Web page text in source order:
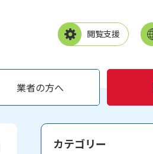
閲覧支援
業者の方へ
カテゴリー